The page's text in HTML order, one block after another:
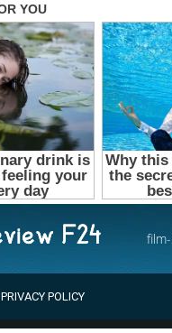
PRIVACY POLICY